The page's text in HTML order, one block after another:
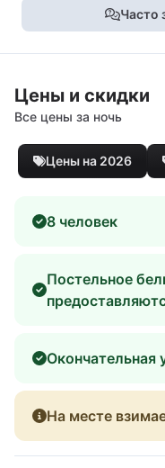
Часто
Цены и скидки
Все цены за ночь
Цены на 2026
8 человек
Постельное
Окончательная
На месте